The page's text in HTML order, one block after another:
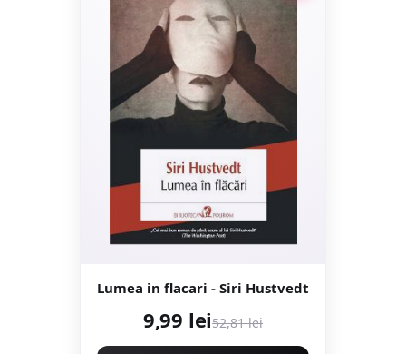
Lumea in flacari - Siri Hustvedt
9,99 lei52,81 lei